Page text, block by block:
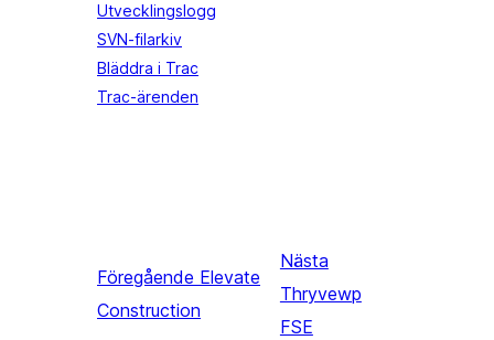
Utvecklingslogg
SVN-filarkiv
Bläddra i Trac
Trac-ärenden
Föregående Elevate
Construction
Nästa
Thryvewp
FSE